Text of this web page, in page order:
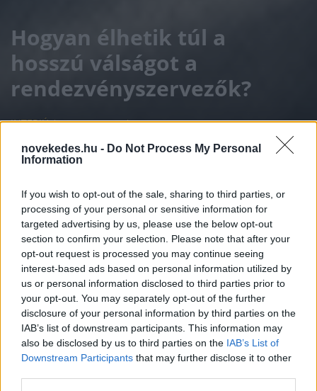
novekedes.hu - Do Not Process My Personal
Information
If you wish to opt-out of the sale, sharing to third parties, or
processing of your personal or sensitive information for
targeted advertising by us, please use the below opt-out
section to confirm your selection. Please note that after your
opt-out request is processed you may continue seeing
interest-based ads based on personal information utilized by
us or personal information disclosed to third parties prior to
your opt-out. You may separately opt-out of the further
disclosure of your personal information by third parties on the
IAB’s list of downstream participants. This information may
also be disclosed by us to third parties on the IAB’s List of
Downstream Participants that may further disclose it to other
Hogyan élhetik túl a
hosszú válságot a
rendezvényszervezők?
INTERJÚ 2020. SZEPT. 9. H.A.
„A rendezvények száma egyik pillanatról a
másikra gyakorlatilag lenullázódott, ezzel
együtt drasztikusan csökkentek a
bevételeink, és nem tudjuk, mikor indul
újra a piac" - nyilatkozta a Növekedés.hu-
nak Kassai Zsolt, a Special Effects
International rendezvénytechnikai cég